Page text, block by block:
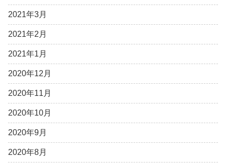
2021年3月
2021年2月
2021年1月
2020年12月
2020年11月
2020年10月
2020年9月
2020年8月